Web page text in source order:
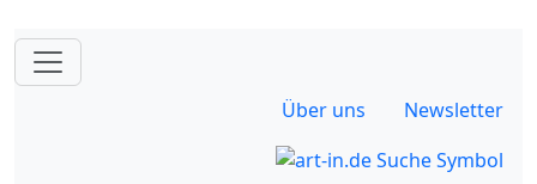
Über uns Newsletter